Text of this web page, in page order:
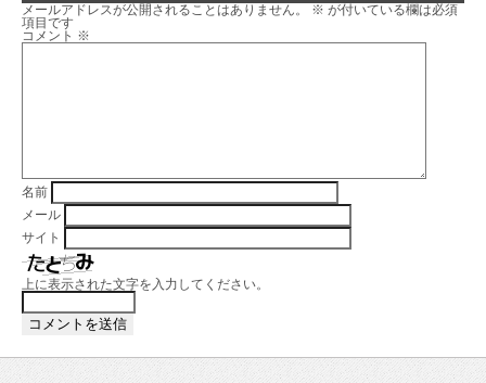
メールアドレスが公開されることはありません。 ※ が付いている欄は必須
項目です
コメント ※
名前
メール
サイト
上に表示された文字を入力してください。